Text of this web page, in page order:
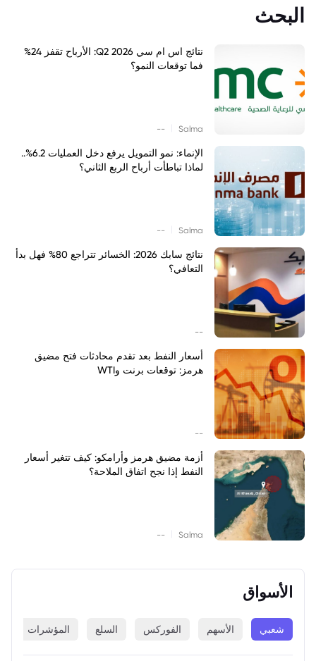
البحث
نتائج اس ام سي Q2 2026: الأرباح تقفز 24%
فما توقعات النمو؟
Salma
--
الإنماء: نمو التمويل يرفع دخل العمليات 6.2%..
لماذا تباطأت أرباح الربع الثاني؟
Salma
--
نتائج سابك 2026: الخسائر تتراجع 80% فهل بدأ
التعافي؟
--
أسعار النفط بعد تقدم محادثات فتح مضيق
هرمز: توقعات برنت وWTI
--
أزمة مضيق هرمز وأرامكو: كيف تتغير أسعار
النفط إذا نجح اتفاق الملاحة؟
Salma
--
الأسواق
شعبي الأسهم الفوركس السلع المؤشرات